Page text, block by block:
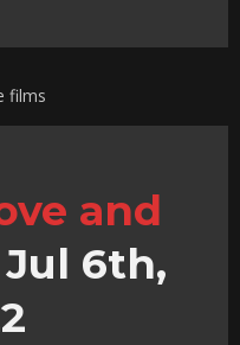
films
and
Jul 6th,